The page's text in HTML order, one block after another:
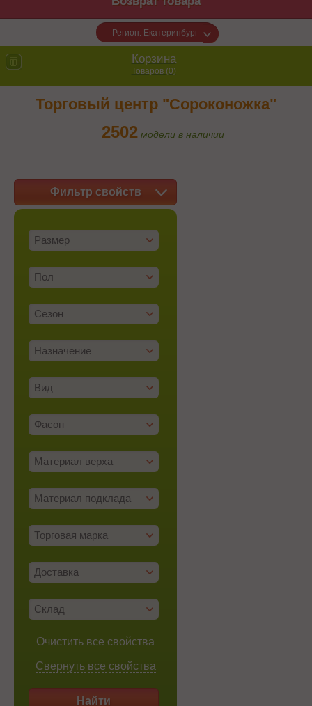
Регион: Екатеринбург
Корзина
Товаров (0)
Торговый центр "Сороконожка"
2502 модели в наличии
Фильтр свойств
Размер
Пол
Сезон
Назначение
Вид
Фасон
Материал верха
Материал подклада
Торговая марка
Доставка
Склад
Очистить все свойства
Свернуть все свойства
Найти